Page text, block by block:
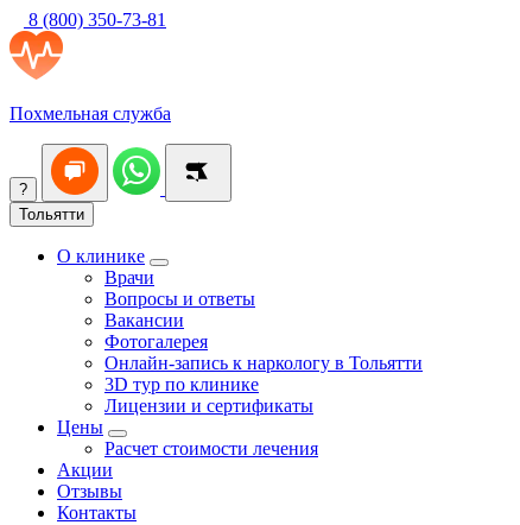
8 (800) 350-73-81
Похмельная служба
?
Тольятти
О клинике
Врачи
Вопросы и ответы
Вакансии
Фотогалерея
Онлайн-запись к наркологу в Тольятти
3D тур по клинике
Лицензии и сертификаты
Цены
Расчет стоимости лечения
Акции
Отзывы
Контакты